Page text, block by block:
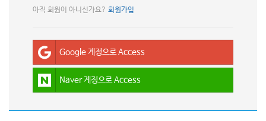
아직 회원이 아니신가요? 회원가입
Google 계정으로 Access
Naver 계정으로 Access